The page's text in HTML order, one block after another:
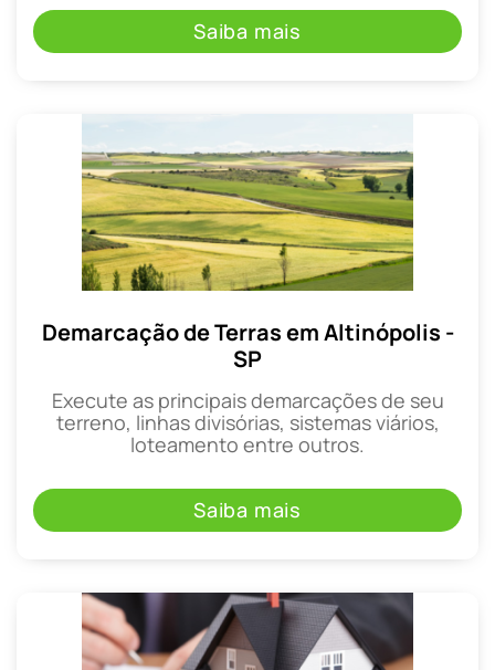
Saiba mais
Demarcação de Terras em Altinópolis -
SP
Execute as principais demarcações de seu
terreno, linhas divisórias, sistemas viários,
loteamento entre outros.
Saiba mais